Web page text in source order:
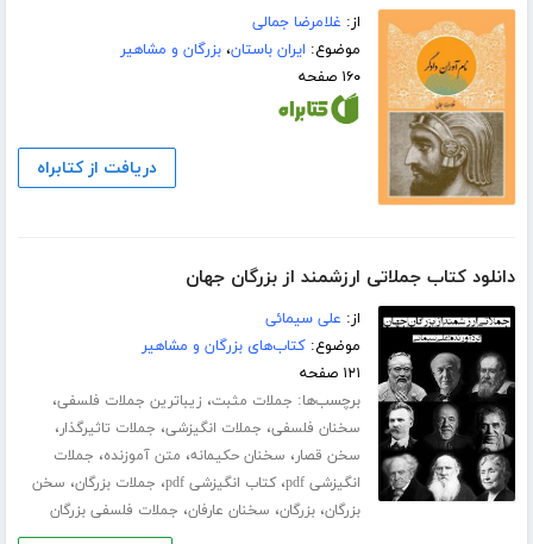
از: غلامرضا جمالی
موضوع: ایران باستان،بزرگان و مشاهیر
۱۶۰ صفحه
دریافت از کتابراه
دانلود کتاب جملاتی ارزشمند از بزرگان جهان
از: علی سیمائی
موضوع:کتاب‌های بزرگان و مشاهیر
۱۲۱ صفحه
برچسب‌ها: جملات مثبت، زیباترین جملات فلسفی،
سخنان فلسفی، جملات انگیزشی، جملات تاثیرگذار،
سخن قصار، سخنان حکیمانه، متن آموزنده، جملات
انگیزشی pdf
،کتاب انگیزشی pdf ، جملات بزرگان، سخن
بزرگان،بزرگان، سخنان عارفان، جملات فلسفی بزرگان